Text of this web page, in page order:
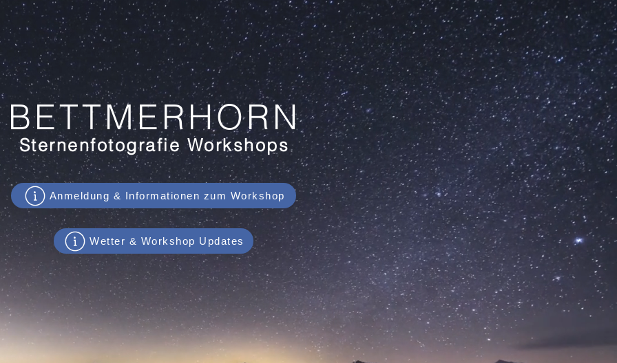
BETTMERHORN
Sternenfotografie Workshops
Anmeldung & Informationen zum Workshop
Wetter & Workshop Updates